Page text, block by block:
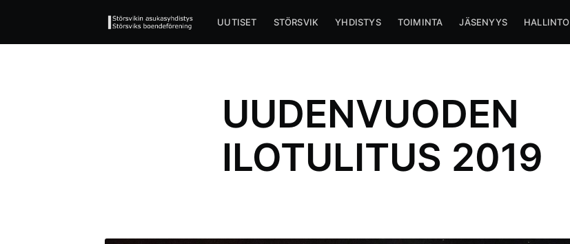
UUTISET STÖRSVIK YHDISTYS TOIMINTA JÄSENYYS HALLINTO
UUDENVUODEN
ILOTULITUS 2019